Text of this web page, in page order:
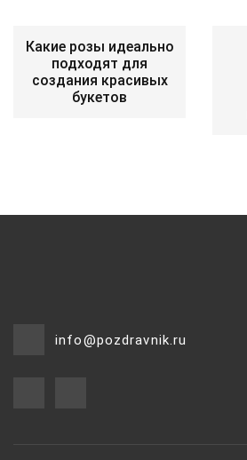
Какие розы идеально
подходят для
создания красивых
букетов
info@pozdravnik.ru